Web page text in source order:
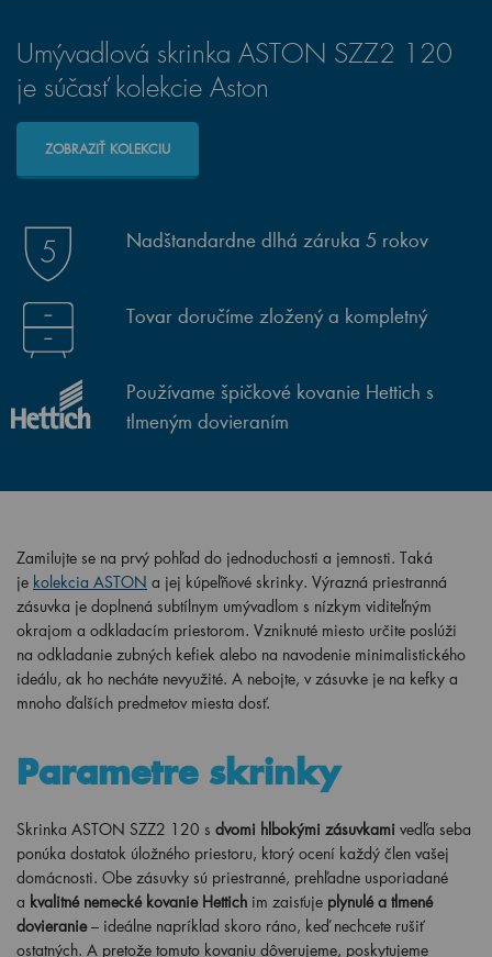
Umývadlová skrinka ASTON SZZ2 120
je súčasť kolekcie Aston
ZOBRAZIŤ KOLEKCIU
Nadštandardne dlhá záruka 5 rokov
Tovar doručíme zložený a kompletný
Používame špičkové kovanie Hettich s
tlmeným dovieraním
Zamilujte se na prvý pohľad do jednoduchosti a jemnosti. Taká
je kolekcia ASTON a jej kúpeľňové skrinky. Výrazná priestranná
zásuvka je doplnená subtílnym umývadlom s nízkym viditeľným
okrajom a odkladacím priestorom. Vzniknuté miesto určite poslúži
na odkladanie zubných kefiek alebo na navodenie minimalistického
ideálu, ak ho necháte nevyužité. A nebojte, v zásuvke je na kefky a
mnoho ďalších predmetov miesta dosť.
Parametre skrinky
Skrinka ASTON SZZ2 120 s dvomi hlbokými zásuvkami vedľa seba
ponúka dostatok úložného priestoru, ktorý ocení každý člen vašej
domácnosti. Obe zásuvky sú priestranné, prehľadne usporiadané
a kvalitné nemecké kovanie Hettich im zaisťuje plynulé a tlmené
dovieranie – ideálne napríklad skoro ráno, keď nechcete rušiť
ostatných. A pretože tomuto kovaniu dôverujeme, poskytujeme